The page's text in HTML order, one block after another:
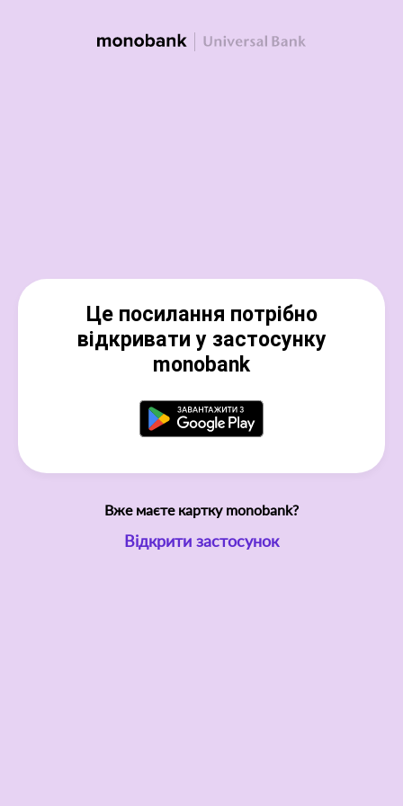
Це посилання потрібно
відкривати у застосунку
monobank
Вже маєте картку monobank?
Відкрити застосунок